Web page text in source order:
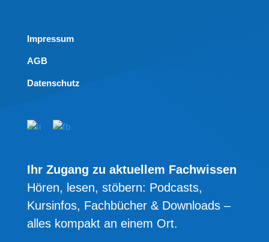
Impressum
AGB
Datenschutz
Ihr Zugang zu aktuellem Fachwissen
Hören, lesen, stöbern: Podcasts,
Kursinfos, Fachbücher & Downloads –
alles kompakt an einem Ort.